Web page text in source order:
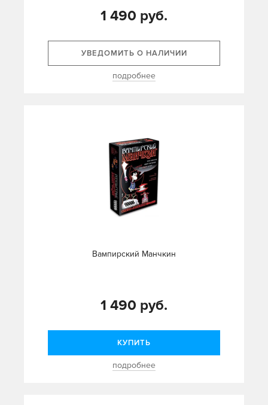
1 490 руб.
УВЕДОМИТЬ О НАЛИЧИИ
подробнее
Вампирский Манчкин
1 490 руб.
КУПИТЬ
подробнее